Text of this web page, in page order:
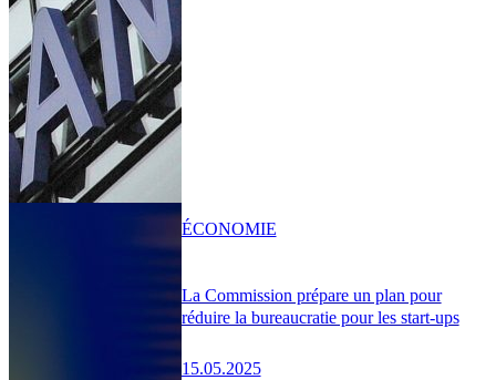
La Commission prépare un plan pour
réduire la bureaucratie pour les start-ups
15.05.2025
ÉCONOMIE